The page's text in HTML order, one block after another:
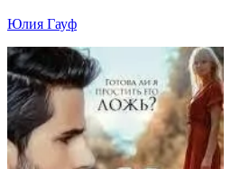
Юлия Гауф